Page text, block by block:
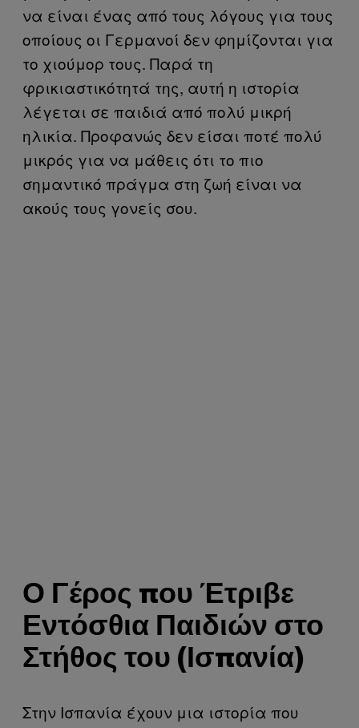
να είναι ένας από τους λόγους για τους
οποίους οι Γερμανοί δεν φημίζονται για
το χιούμορ τους. Παρά τη
φρικιαστικότητά της, αυτή η ιστορία
λέγεται σε παιδιά από πολύ μικρή
ηλικία. Προφανώς δεν είσαι ποτέ πολύ
μικρός για να μάθεις ότι το πιο
σημαντικό πράγμα στη ζωή είναι να
ακούς τους γονείς σου.
Ο Γέρος που Έτριβε
Εντόσθια Παιδιών στο
Στήθος του (Ισπανία)
Στην Ισπανία έχουν μια ιστορία που